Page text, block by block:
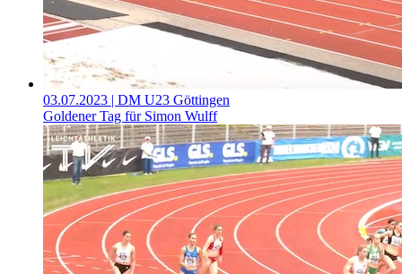
03.07.2023 | DM U23 Göttingen
Goldener Tag für Simon Wulff